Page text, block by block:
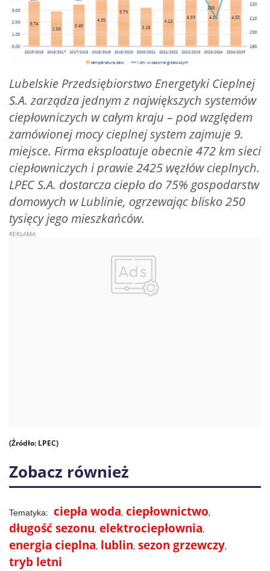
Lubelskie Przedsiębiorstwo Energetyki Cieplnej
S.A. zarządza jednym z największych systemów
ciepłowniczych w całym kraju – pod względem
zamówionej mocy cieplnej system zajmuje 9.
miejsce. Firma eksploatuje obecnie 472 km sieci
ciepłowniczych i prawie 2425 węzłów cieplnych.
LPEC S.A. dostarcza ciepło do 75% gospodarstw
domowych w Lublinie, ogrzewając blisko 250
tysięcy jego mieszkańców.
(Źródło: LPEC)
Zobacz również
ciepła woda ciepłownictwo
długość sezonu elektrociepłownia
energia cieplna lublin sezon grzewczy
tryb letni